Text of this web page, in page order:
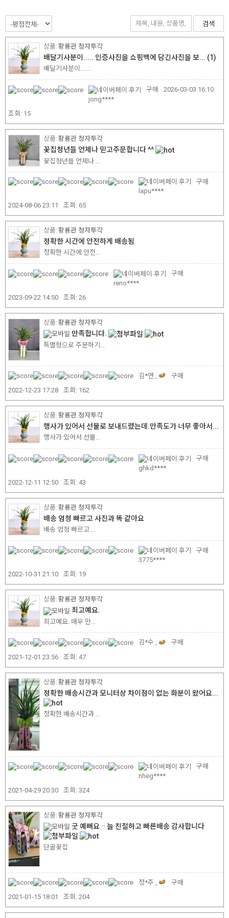
검색
황룡관 청자투각
배달기사분이..... 인증사진을 쇼핑백에 담긴사진을 보... (1)
배달기사분이.......
jong****
구매 2026-03-03 16:10
조회: 15
황룡관 청자투각
꽃집청년들 언제나 믿고주문합니다 ^^
꽃집청년들 언제나 ...
lapu****
구매
2024-08-06 23:11 조회: 65
황룡관 청자투각
정확한 시간에 안전하게 배송됨
정확한 시간에 안전...
reno****
구매
2023-09-22 14:50 조회: 26
황룡관 청자투각
만족합니다.
특별형으로 주문하기...
김*연 ,
구매
2022-12-23 17:28
조회: 162
황룡관 청자투각
행사가 있어서 선물로 보내드렸는데.만족도가 너무 좋아서...
행사가 있어서 선물...
ghkd****
구매
2022-12-11 12:50 조회: 43
황룡관 청자투각
배송 엄청 빠르고 사진과 똑 같아요
배송 엄청 빠르고 ...
3775****
구매
2022-10-31 21:10 조회: 19
황룡관 청자투각
최고예요.
최고예요. 매우 만...
김*수 ,
구매
2021-12-01 23:56
조회: 47
황룡관 청자투각
정확한 배송시간과 모니터상 차이점이 없는 화분이 왔어요...
정확한 배송시간과 ...
nheg****
구매
2021-04-29 20:30 조회: 324
황룡관 청자투각
굿 예뻐요ᆢ늘 친절하고 빠른배송 감사합니다
단골꽃집
정*주 ,
구매
2021-01-15 18:01
조회: 204